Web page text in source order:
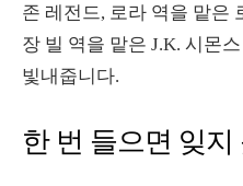
존 레전드, 로라 역을 맡은
장 빌 역을 맡은 J.K. 시몬
빛내줍니다.
한 번 들으면 잊